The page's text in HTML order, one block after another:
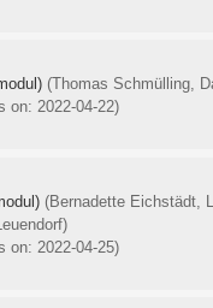
(Thomas Schmülling,
on: 2022-04-22)
(Bernadette Eichstädt,
on: 2022-04-25)